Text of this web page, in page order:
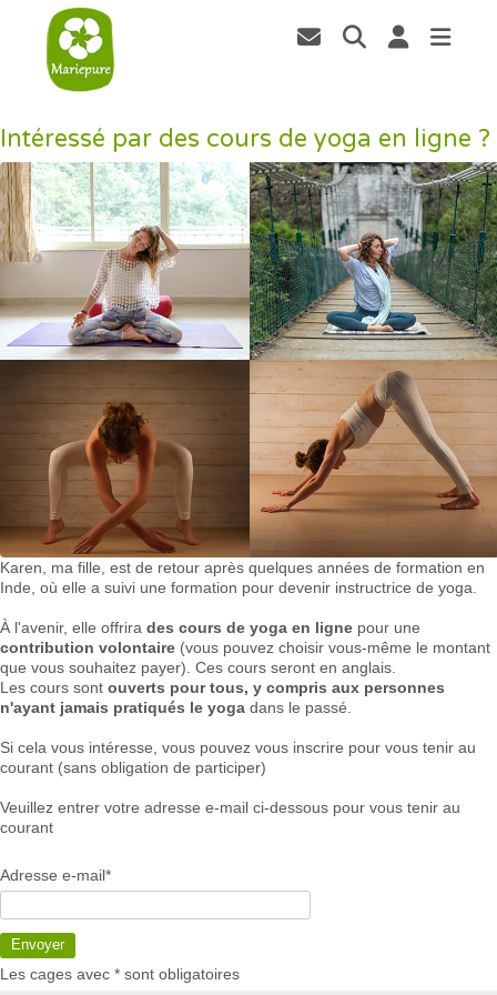
Intéressé par des cours de yoga en ligne ?
Karen, ma fille, est de retour après quelques années de formation en
Inde, où elle a suivi une formation pour devenir instructrice de yoga.
À l'avenir, elle offrira des cours de yoga en ligne pour une
contribution volontaire (vous pouvez choisir vous-même le montant
que vous souhaitez payer). Ces cours seront en anglais.
Les cours sont ouverts pour tous, y compris aux personnes
n'ayant jamais pratiqués le yoga dans le passé.
Si cela vous intéresse, vous pouvez vous inscrire pour vous tenir au
courant (sans obligation de participer)
Veuillez entrer votre adresse e-mail ci-dessous pour vous tenir au
courant
Adresse e-mail*
Envoyer
Les cages avec * sont obligatoires